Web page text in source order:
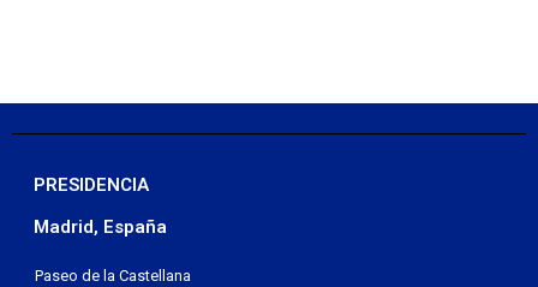
PRESIDENCIA
Madrid, España
Paseo de la Castellana